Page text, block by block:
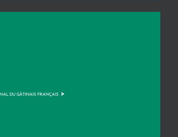
DU GÂTINAIS FRANÇAIS >